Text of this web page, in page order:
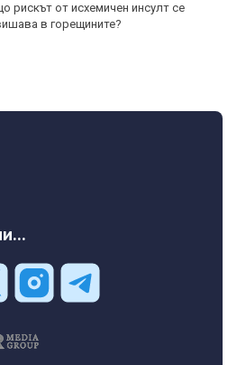
рискът от исхемичен инсулт се
в горещините?